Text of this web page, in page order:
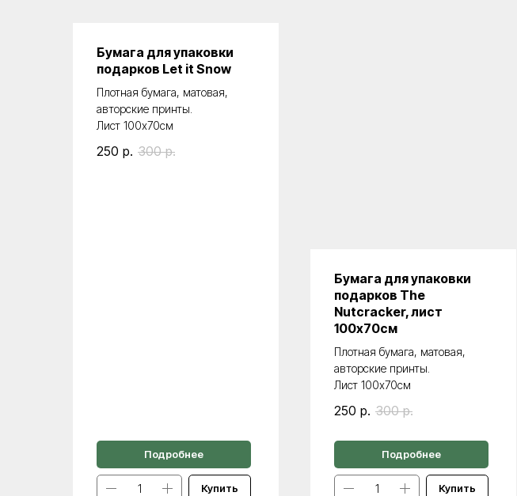
Бумага для упаковки
подарков Let it Snow
Плотная бумага, матовая,
авторские принты.
Лист 100х70см
250 р. 300 р.
Подробнее
Купить
Бумага для упаковки
подарков The
Nutcracker, лист
100х70см
Плотная бумага, матовая,
авторские принты.
Лист 100х70см
250 р. 300 р.
Подробнее
Купить